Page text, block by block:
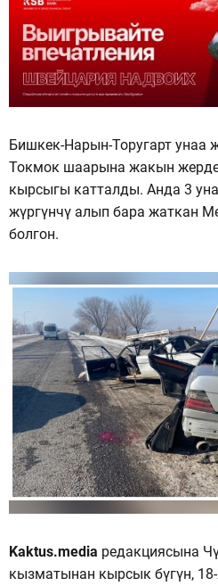
Бишкек-Нарын-Торугарт унаа
Токмок шаарына жакын жерде
кырсыгы катталды. Анда 3
жүргүнчү алып бара жаткан
болгон.
Kaktus.media редакциясына
кызматынан кырсык бүгүн,